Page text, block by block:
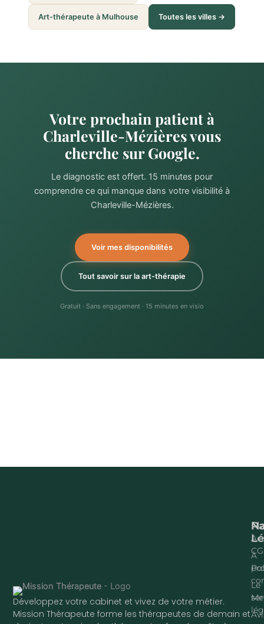
Art-thérapeute à Mulhouse Toutes les villes →
Votre prochain patient à
Charleville-Mézières vous
cherche sur Google.
Le diagnostic est offert. 15 minutes pour
comprendre ce qui manque dans votre visibilité à
Charleville-Mézières.
Voir mes disponibilités
Tout savoir sur la art-thérapie
Gratuit · Sans engagement · 15 minutes en visio
Développez votre cabinet et vivez de votre métier.
Mission Thérapeute forme les thérapeutes de demain et
À
Le